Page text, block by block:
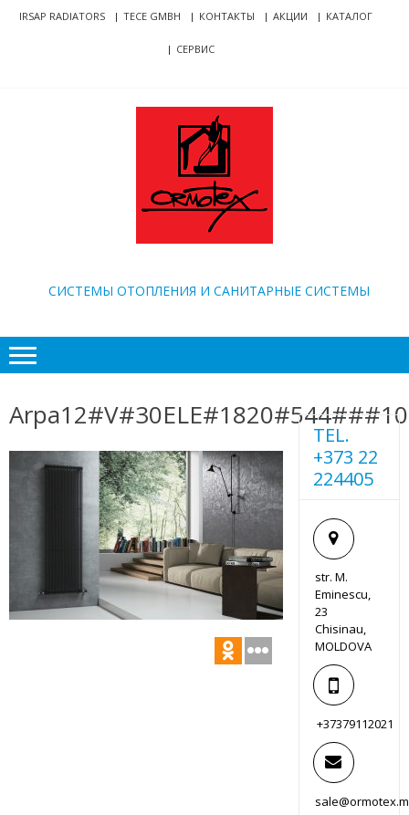
Skip
SkipIRSAP RADIATORS TECE GMBH КОНТАКТЫ АКЦИИ КАТАЛОГ
СЕРВИС
CИСТЕМЫ ОТОПЛЕНИЯ И САНИТАРНЫЕ СИСТЕМЫ
TEL.
+373 22
224405
str. M.
Eminescu,
23
Chisinau,
MOLDOVA
+37379112021